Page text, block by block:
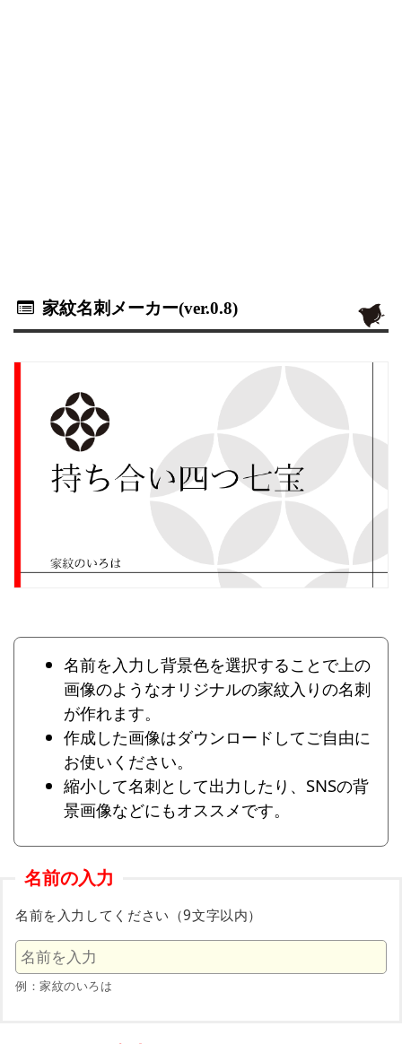
家紋名刺メーカー(ver.0.8)
名前を入力し背景色を選択することで上の
画像のようなオリジナルの家紋入りの名刺
が作れます。
作成した画像はダウンロードしてご自由に
お使いください。
縮小して名刺として出力したり、SNSの背
景画像などにもオススメです。
名前の入力
名前を入力してください（9文字以内）
例：家紋のいろは